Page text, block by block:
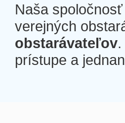
Naša
verejných
obstarávateľov
prístupe a